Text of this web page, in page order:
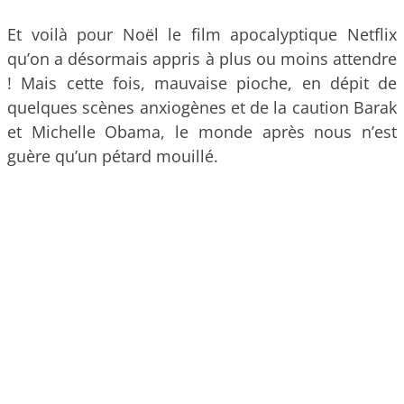
Et voilà pour Noël le film apocalyptique Netflix
qu’on a désormais appris à plus ou moins attendre
! Mais cette fois, mauvaise pioche, en dépit de
quelques scènes anxiogènes et de la caution Barak
et Michelle Obama, le monde après nous n’est
guère qu’un pétard mouillé.